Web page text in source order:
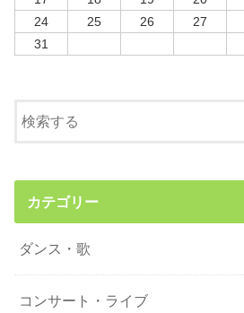
24
25 26 27
31
カテゴリー
ダンス・歌
コンサート・ライブ